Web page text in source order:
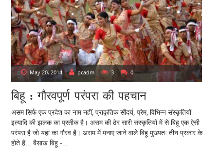
May 20, 2014 pcadm 3 0
बिहू : गौरवपूर्ण परंपरा की पहचान
असम सिर्फ एक प्रदेश का नाम नहीं, प्राकृतिक सौंदर्य, प्रेम, विभिन्न संस्कृतियों
इत्यादि की झलक का प्रतीक है। असम की ढेर सारी संस्कृतियों में से बिहू एक ऐसी
परंपरा है जो यहां का गौरव है। असम में मनाए जाने वाले बिहू मुख्यतः तीन प्रकार के
होते हैं... बैसाख बिहू -…